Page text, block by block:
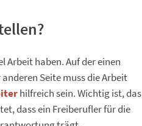
Arbeit haben. Auf der einen
Seite muss die Arbeit
hilfreich sein. Wichtig ist, das
dass ein Freiberufler für die